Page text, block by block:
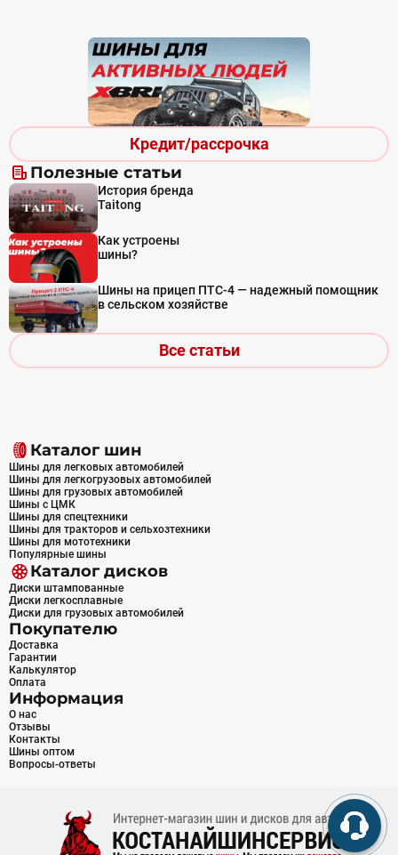
Кредит/рассрочка
Полезные статьи
История бренда
Taitong
Как устроены
шины?
Шины на прицеп ПТС-4 — надежный помощник
в сельском хозяйстве
Все статьи
Каталог шин
Шины для легковых автомобилей
Шины для легкогрузовых автомобилей
Шины для грузовых автомобилей
Шины с ЦМК
Шины для спецтехники
Шины для тракторов и сельхозтехники
Шины для мототехники
Популярные шины
Каталог дисков
Диски штампованные
Диски легкосплавные
Диски для грузовых автомобилей
Покупателю
Доставка
Гарантии
Калькулятор
Оплата
Информация
О нас
Отзывы
Контакты
Шины оптом
Вопросы-ответы